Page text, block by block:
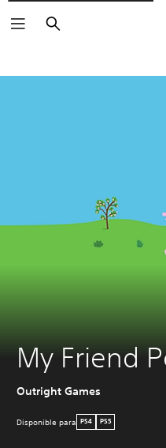
Buscar
My Friend
Outright Games
Disponible para PS4 PS5